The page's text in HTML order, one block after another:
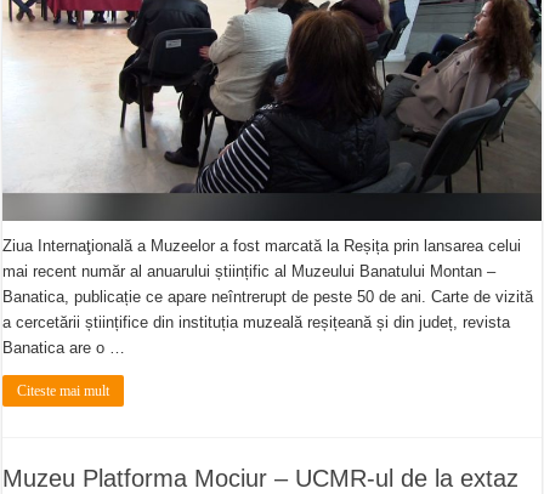
Ziua Internaţională a Muzeelor a fost marcată la Reșița prin lansarea celui
mai recent număr al anuarului științific al Muzeului Banatului Montan –
Banatica, publicație ce apare neîntrerupt de peste 50 de ani. Carte de vizită
a cercetării științifice din instituția muzeală reșițeană și din județ, revista
Banatica are o …
Citeste mai mult
Muzeu Platforma Mociur – UCMR-ul de la extaz